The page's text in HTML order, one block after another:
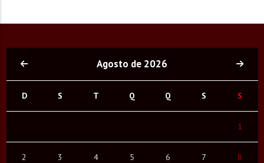
Agosto de 2026
D S T Q Q S S
1
2 3 4 5 6 7 8